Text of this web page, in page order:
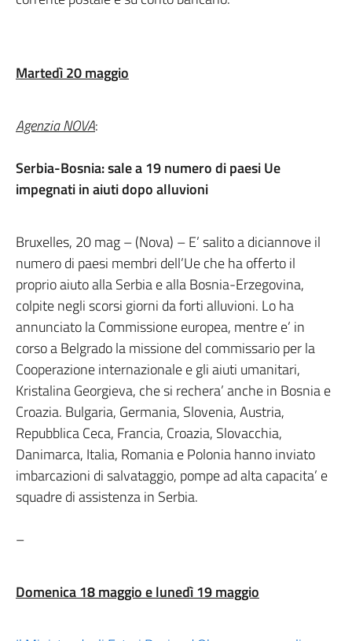
Martedì 20 maggio
Agenzia NOVA:
Serbia-Bosnia: sale a 19 numero di paesi Ue
impegnati in aiuti dopo alluvioni
Bruxelles, 20 mag – (Nova) – E’ salito a diciannove il
numero di paesi membri dell’Ue che ha offerto il
proprio aiuto alla Serbia e alla Bosnia-Erzegovina,
colpite negli scorsi giorni da forti alluvioni. Lo ha
annunciato la Commissione europea, mentre e’ in
corso a Belgrado la missione del commissario per la
Cooperazione internazionale e gli aiuti umanitari,
Kristalina Georgieva, che si rechera’ anche in Bosnia e
Croazia. Bulgaria, Germania, Slovenia, Austria,
Repubblica Ceca, Francia, Croazia, Slovacchia,
Danimarca, Italia, Romania e Polonia hanno inviato
imbarcazioni di salvataggio, pompe ad alta capacita’ e
squadre di assistenza in Serbia.
–
Domenica 18 maggio e lunedì 19 maggio